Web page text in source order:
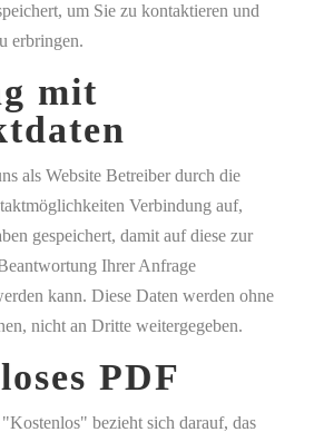
um Sie zu kontaktieren und
erbringen.
mit
als Website Betreiber durch die
Verbindung auf,
gespeichert, damit auf diese zur
Ihrer Anfrage
kann. Diese Daten werden ohne
nicht an Dritte weitergegeben.
PDF
bezieht sich darauf, das